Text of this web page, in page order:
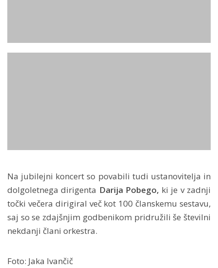
Na jubilejni koncert so povabili tudi ustanovitelja in
dolgoletnega dirigenta Darija Pobego, ki je v zadnji
točki večera dirigiral več kot 100 članskemu sestavu,
saj so se zdajšnjim godbenikom pridružili še številni
nekdanji člani orkestra.
Foto: Jaka Ivančič